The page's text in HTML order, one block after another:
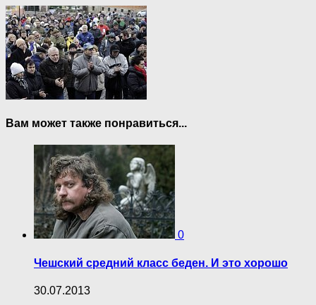
Вам может также понравиться...
0
Чешский средний класс беден. И это хорошо
30.07.2013